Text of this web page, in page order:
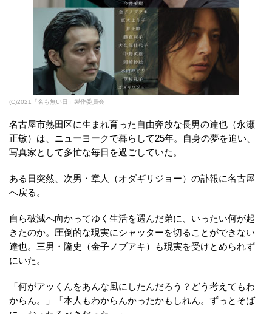
(C)2021「名も無い日」製作委員会
名古屋市熱田区に生まれ育った自由奔放な長男の達也（永瀬
正敏）は、ニューヨークで暮らして25年。自身の夢を追い、
写真家として多忙な毎日を過ごしていた。
ある日突然、次男・章人（オダギリジョー）の訃報に名古屋
へ戻る。
自ら破滅へ向かってゆく生活を選んだ弟に、いったい何が起
きたのか。圧倒的な現実にシャッターを切ることができない
達也。三男・隆史（金子ノブアキ）も現実を受けとめられず
にいた。
「何がアッくんをあんな風にしたんだろう？どう考えてもわ
からん。」「本人もわからんかったかもしれん。ずっとそば